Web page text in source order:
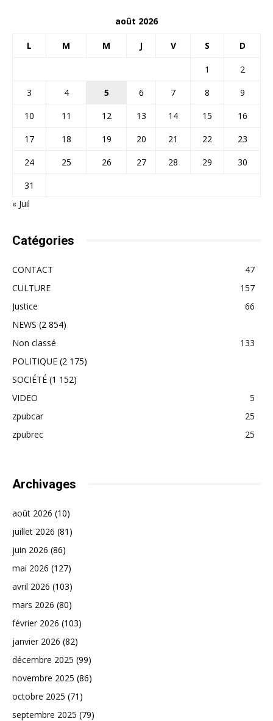
août 2026
L M M J V S D
1
2
3
4 5 6 7 8
9
10
11 12 13 14 15
16
17
18 19 20 21 22
23
24
25 26 27 28 29
30
31
« Juil
Catégories
CONTACT
47
CULTURE
157
Justice
66
NEWS (2 854)
Non classé
133
POLITIQUE (2 175)
SOCIÉTÉ (1 152)
VIDEO
5
zpubcar
25
zpubrec
25
Archivages
août 2026 (10)
juillet 2026 (81)
juin 2026 (86)
mai 2026 (127)
avril 2026 (103)
mars 2026 (80)
février 2026 (103)
janvier 2026 (82)
décembre 2025 (99)
novembre 2025 (86)
octobre 2025 (71)
septembre 2025 (79)